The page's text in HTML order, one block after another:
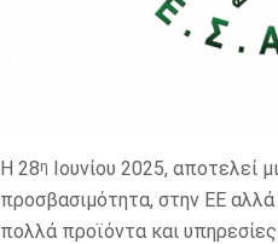
Η 28η Ιουνίου 2025, αποτελεί
προσβασιμότητα, στην ΕΕ
πολλά προϊόντα και